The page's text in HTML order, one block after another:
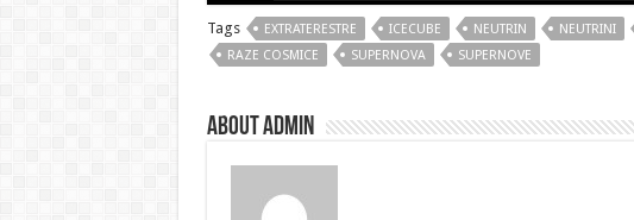
Tags EXTRATERESTRE ICECUBE NEUTRIN NEUTRINI
RAZE COSMICE
SUPERNOVA SUPERNOVE
About admin